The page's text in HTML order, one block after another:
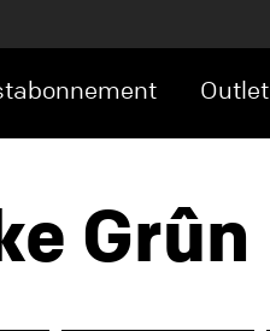
Outlet
Grûn